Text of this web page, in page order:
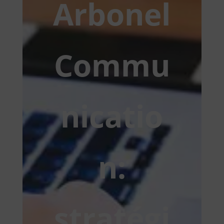
Arbonel
Commu
nicatio
n: